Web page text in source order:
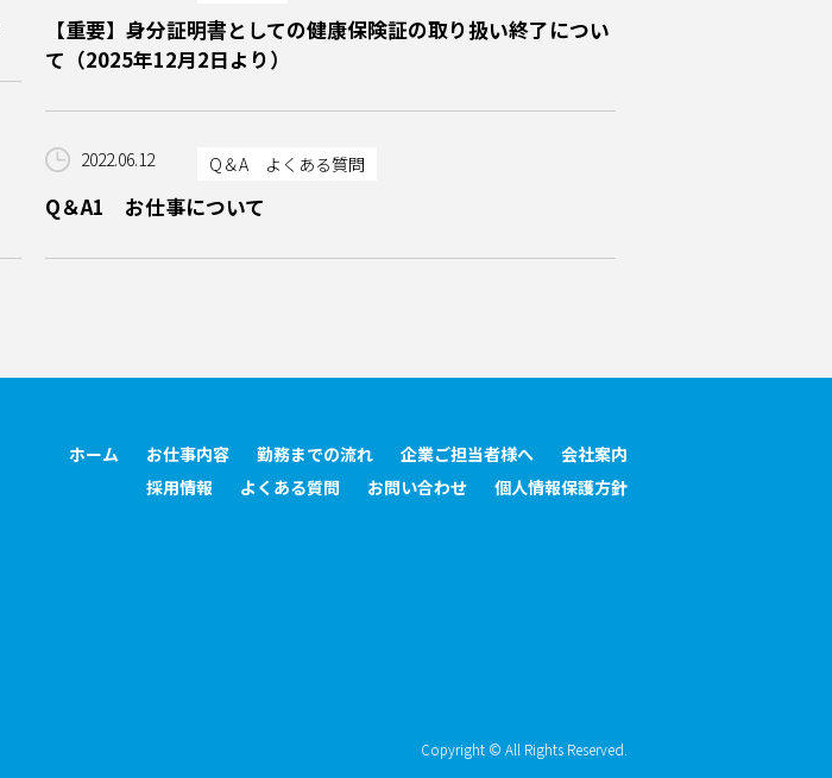
【重要】身分証明書としての健康保険証の取り扱い終了につい
て（2025年12月2日より）
2022.06.12 Q＆A よくある質問
Q＆A1 お仕事について
ホーム お仕事内容 勤務までの流れ 企業ご担当者様へ
会社案内
採用情報
よくある質問 お問い合わせ 個人情報保護方針
Copyright © All Rights Reserved.